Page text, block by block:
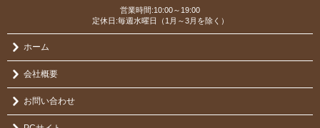
営業時間:10:00～19:00
定休日:毎週水曜日（1月～3月を除く）
ホーム
会社概要
お問い合わせ